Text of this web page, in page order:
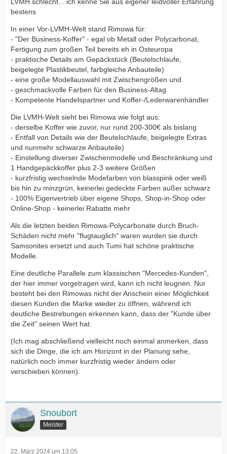
bestens
In einer Vor-LVMH-Welt stand Rimowa für:
- "Der Business-Koffer" - egal ob Metall oder Polycarbonat,
Fertigung zum großen Teil bereits eh in Osteuropa
- praktische Details am Gepäckstück (Beutelschlaufe,
beigelegte Plastikbeutel, farbgleiche Anbauteile)
- eine große Modellauswahl mit Zwischengrößen und
- geschmackvolle Farben für den Business-Altag
- Kompetente Handelspartner und Koffer-/Lederwarenhändler
Die LVMH-Welt sieht bei Rimowa wie folgt aus:
- derselbe Koffer wie zuvor, nur rund 200-300€ als bislang
- Entfall von Details wie der Beutelschlaufe, beigelegte Extras
und nunmehr schwarze Anbauteile)
- Einstellung diverser Zwischenmodelle und Beschränkung und
1 Handgepäckkoffer plus 2-3 weitere Größen
- kurzfristig wechselnde Modefarben von blasspink oder weiß
bis hin zu minzgrün, keinerlei gedeckte Farben außer schwarz
- 100% Eigenvertrieb über eigene Shops, Shop-in-Shop oder
Online-Shop - keinerlei Rabatte mehr
Als die letzten beiden Rimowa-Polycarbonate durch Bruch-
Schäden nicht mehr "flugtauglich" waren wurden sie durch
Samsonites ersetzt und auch Tumi hat schöne praktische
Modelle.
Eine deutliche Parallele zum klassischen "Mercedes-Kunden",
der hier immer vorgetragen wird, kann ich nicht leugnen. Nur
besteht bei den Rimowas nicht der Anschein einer Möglichkeit
diesen Kunden die Marke wieder zu öffnen, während ich
deutliche Bestrebungen erkennen kann, dass der "Kunde über
die Zeit" seinen Wert hat.
(Ich mag abschließend vielleicht noch einmal anmerken, dass
sich die Dinge, die ich am Horizont in der Planung sehe,
natürlich noch immer kurzfristig wieder ändern oder
verschieben können).
Snoubort
Meister
22. März 2024 um 13:05